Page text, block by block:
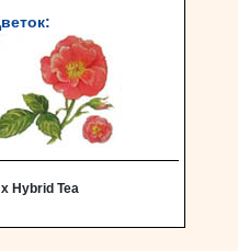
Hybrid Tea